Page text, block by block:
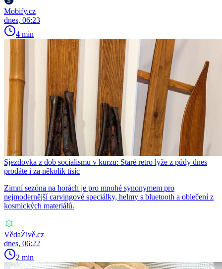
Mobify.cz
dnes, 06:23
4 min
Sjezdovka z dob socialismu v kurzu: Staré retro lyže z půdy dnes
prodáte i za několik tisíc
Zimní sezóna na horách je pro mnohé synonymem pro
nejmodernější carvingové speciálky, helmy s bluetooth a oblečení z
kosmických materiálů.
VědaŽivě.cz
dnes, 06:22
2 min